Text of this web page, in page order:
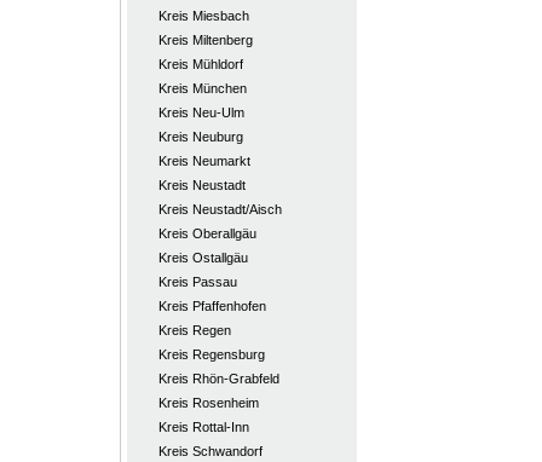
Kreis Miesbach
Kreis Miltenberg
Kreis Mühldorf
Kreis München
Kreis Neu-Ulm
Kreis Neuburg
Kreis Neumarkt
Kreis Neustadt
Kreis Neustadt/Aisch
Kreis Oberallgäu
Kreis Ostallgäu
Kreis Passau
Kreis Pfaffenhofen
Kreis Regen
Kreis Regensburg
Kreis Rhön-Grabfeld
Kreis Rosenheim
Kreis Rottal-Inn
Kreis Schwandorf